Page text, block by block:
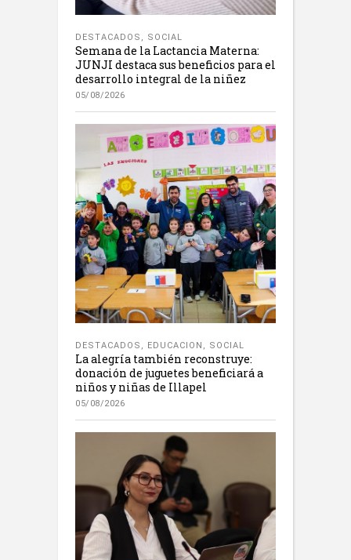
DESTACADOS SOCIAL
Semana de la Lactancia Materna:
JUNJI destaca sus beneficios para el
desarrollo integral de la niñez
05/08/2026
DESTACADOS , EDUCACION , SOCIAL
La alegría también reconstruye:
donación de juguetes beneficiará a
niños y niñas de Illapel
05/08/2026